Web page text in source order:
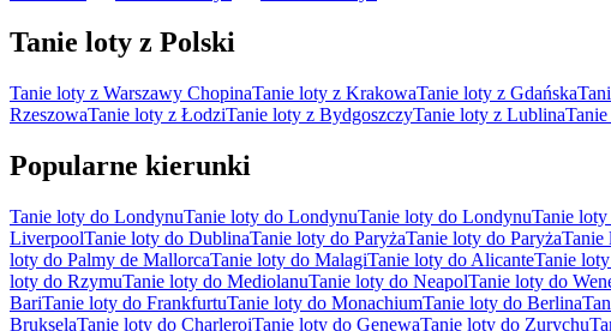
Tanie loty z Polski
Tanie loty z Warszawy ChopinaTanie loty z KrakowaTanie loty z Gdańska
RzeszowaTanie loty z ŁodziTanie loty z BydgoszczyTanie loty z Lublina
Popularne kierunki
Tanie loty do LondynuTanie loty do LondynuTanie loty do LondynuTanie
LiverpoolTanie loty do DublinaTanie loty do ParyżaTanie loty do ParyżaTanie
loty do Palmy de MallorcaTanie loty do MalagiTanie loty do AlicanteTanie
loty do RzymuTanie loty do MediolanuTanie loty do NeapolTanie loty do
BariTanie loty do FrankfurtuTanie loty do MonachiumTanie loty do Berlina
BrukselaTanie loty do CharleroiTanie loty do GenewaTanie loty do Zurychu